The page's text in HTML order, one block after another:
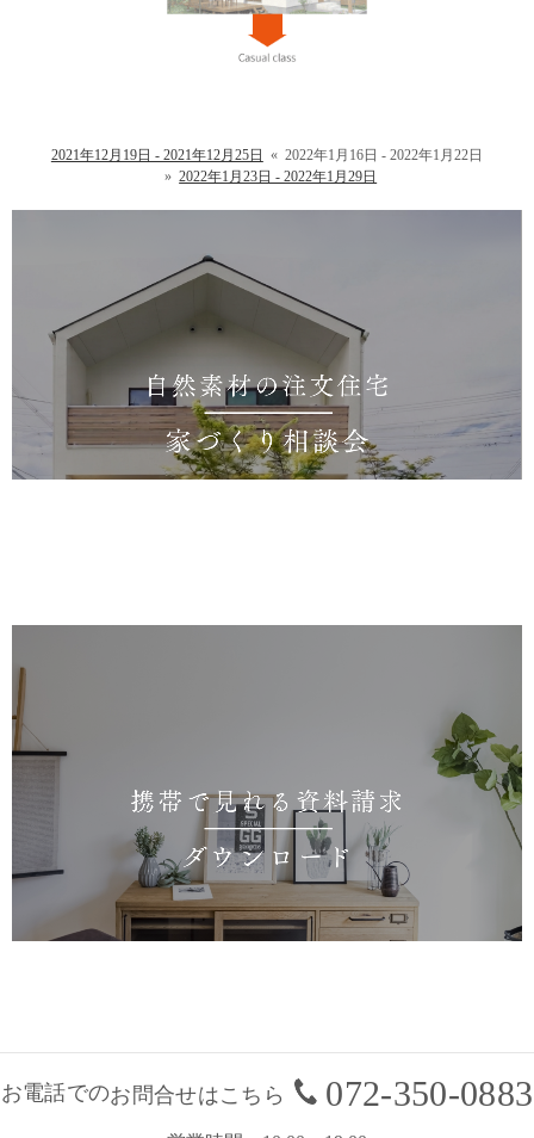
2021年12月19日 - 2021年12月25日 « 2022年1月16日 - 2022年1月22日
» 2022年1月23日 - 2022年1月29日
お電話でのお問合せはこちら 072-350-0883